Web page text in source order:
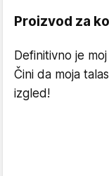
Proizvod za
Definitivno je
Čini da moja
izgled!